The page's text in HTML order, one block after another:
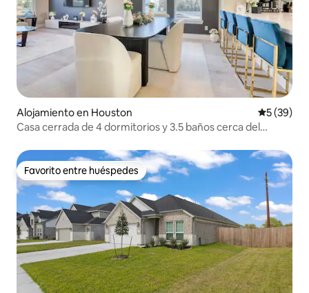
Alojamiento en Houston
5 (39)
Casa cerrada de 4 dormitorios y 3.5 baños cerca del
Favorito entre huéspedes
Favorito entre huéspedes